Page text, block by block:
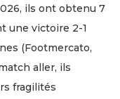
ils ont obtenu 7
une victoire 2-1
(Footmercato,
aller, ils
fragilités